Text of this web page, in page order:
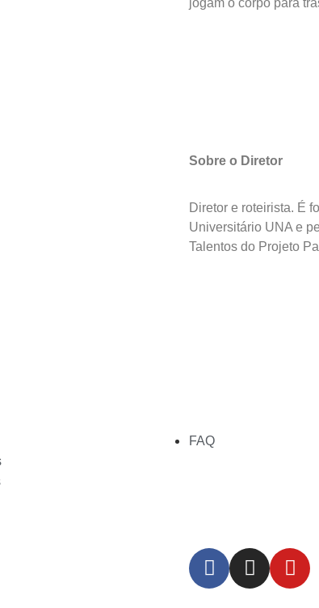
jogam o corpo para
Sobre o Diretor
Diretor e roteirista. É
Universitário UNA e
Talentos do Projeto
FAQ